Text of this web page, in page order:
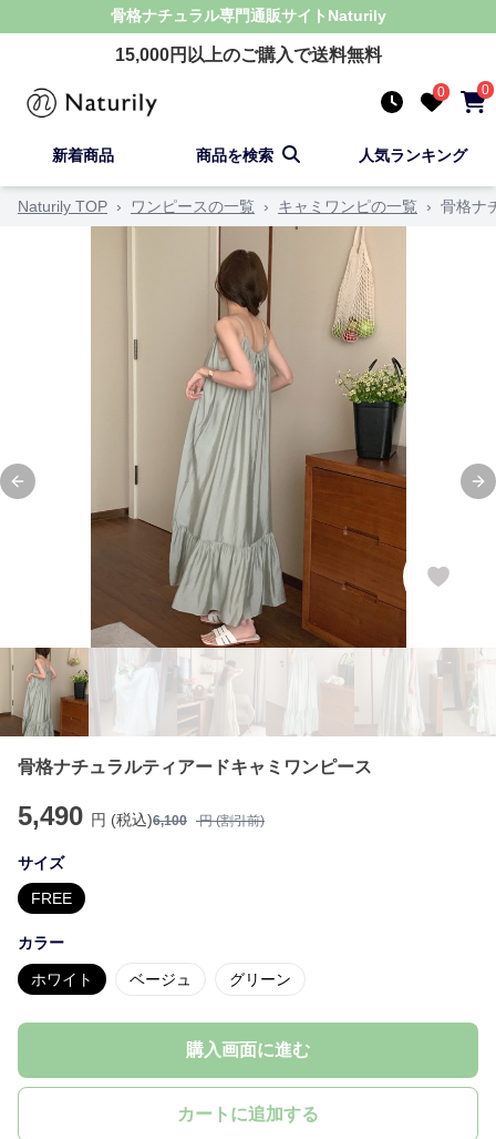
骨格ナチュラル専門通販サイト Naturily
15,000円以上のご購入で送料無料
0 0
新着商品 商品を検索 人気ランキング
Naturily TOP › ワンピースの一覧 › キャミワンピの一覧 › 骨格ナ
Previous slide
骨格ナチュラルティアードキャミワンピース
5,490 円 (税込)6,100 円 (割引前)
サイズ
FREE
カラー
ホワイト ベージュ グリーン
購入画面に進む
カートに追加する